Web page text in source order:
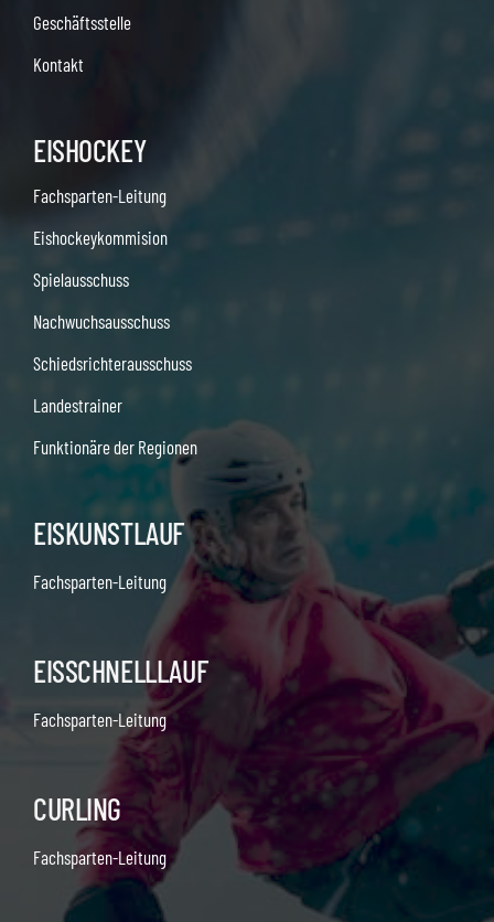
Geschäftsstelle
Kontakt
EISHOCKEY
Fachsparten-Leitung
Eishockeykommision
Spielausschuss
Nachwuchsausschuss
Schiedsrichterausschuss
Landestrainer
Funktionäre der Regionen
EISKUNSTLAUF
Fachsparten-Leitung
EISSCHNELLLAUF
Fachsparten-Leitung
CURLING
Fachsparten-Leitung